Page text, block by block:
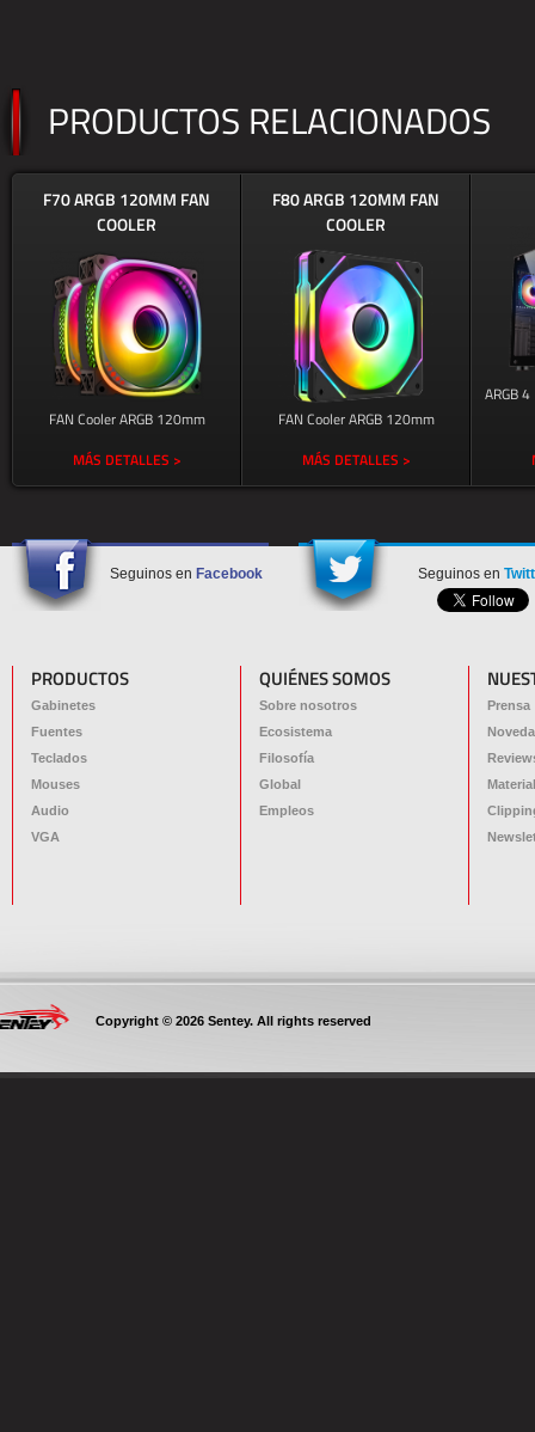
PRODUCTOS RELACIONADOS
F70 ARGB 120MM FAN
COOLER
FAN Cooler ARGB 120mm
MÁS DETALLES >
F80 ARGB 120MM FAN
COOLER
FAN Cooler ARGB 120mm
MÁS DETALLES >
ARGB
Seguinos en Facebook Seguinos en
PRODUCTOS
Gabinetes
Fuentes
Teclados
Mouses
Audio
VGA
QUIÉNES SOMOS
Sobre nosotros
Ecosistema
Filosofía
Global
Empleos
Prensa
Copyright © 2026 Sentey. All rights reserved